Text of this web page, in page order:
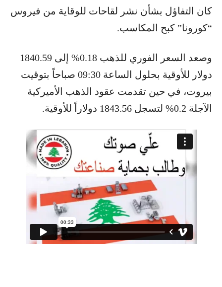
كان التفاؤل بشأن نشر لقاحات للوقاية من فيروس
“كورونا” كبح المكاسب.
وصعد السعر الفوري للذهب 0.18% إلى 1840.59
دولار للأوقية بحلول الساعة 09:30 صباحاً بتوقيت
بيروت، في حين تقدمت عقود الذهب الأميركية
الآجلة 0.2% لتسجل 1843.56 دولاراً للأوقية.